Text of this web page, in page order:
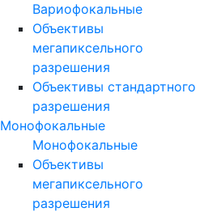
Вариофокальные
Объективы
мегапиксельного
разрешения
Объективы стандартного
разрешения
Монофокальные
Монофокальные
Объективы
мегапиксельного
разрешения